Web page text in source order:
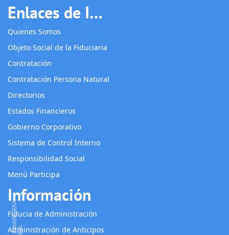
Enlaces de Interés
Quienes Somos
Objeto Social de la Fiduciaria
Contratación
Contratación Persona Natural
Directorios
Estados Financieros
Gobierno Corporativo
Sistema de Control Interno
Responsibilidad Social
Menú Participa
Información
Fiducia de Administración
Administración de Anticipos